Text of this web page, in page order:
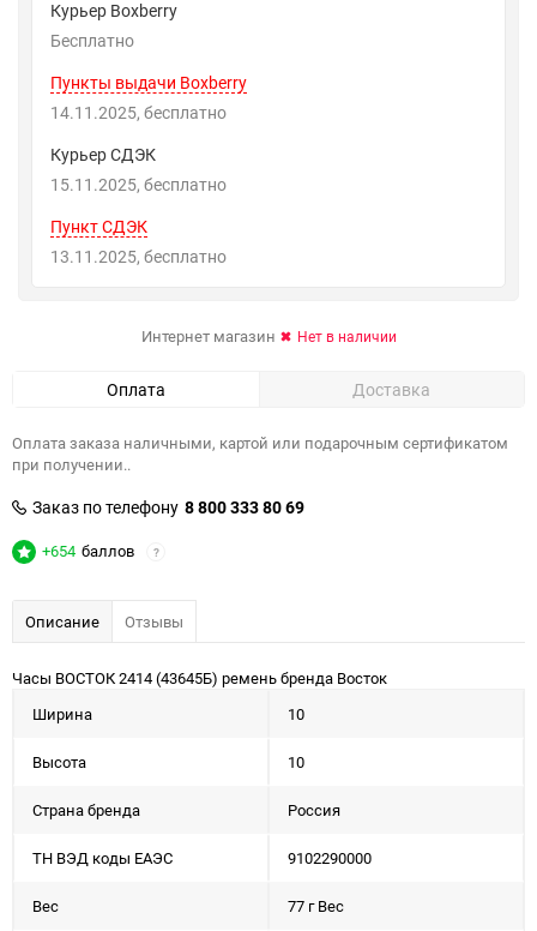
Курьер Boxberry
Бесплатно
Пункты выдачи Boxberry
14.11.2025
Бесплатно
Курьер СДЭК
15.11.2025
Бесплатно
Пункт СДЭК
13.11.2025
Бесплатно
Интернет магазин Нет в наличии
Оплата Доставка
Оплата заказа наличными, картой или подарочным сертификатом
при получении..
Заказ по телефону 8 800 333 80 69
+654 баллов ?
Описание Отзывы
Часы ВОСТОК 2414 (43645Б) ремень бренда Восток
Ширина
10
Высота 10
Страна бренда Россия
ТН ВЭД коды ЕАЭС 9102290000
Вес 77 г Вес